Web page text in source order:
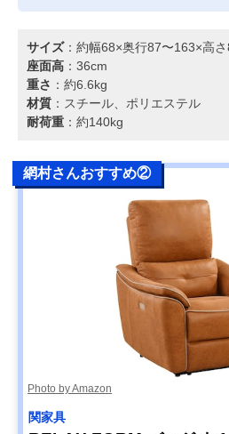
サイズ：約幅68×奥行87〜163×高さ
座面高 ：36cm
重さ ：約6.6kg
材質 ：スチール、ポリエステル
耐荷重 ：約140kg
網村さんおすすめ②
Photo by Amazon
関家具